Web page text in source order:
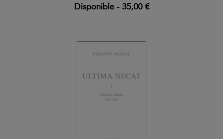
Disponible- 35,00 €